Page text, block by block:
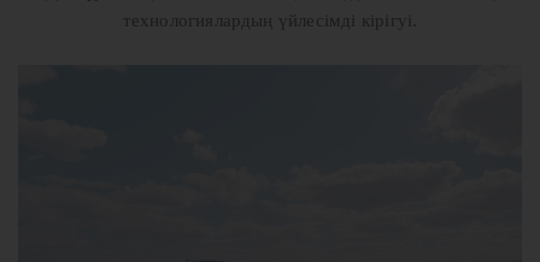
технологиялардың үйлесімді кірігуі.